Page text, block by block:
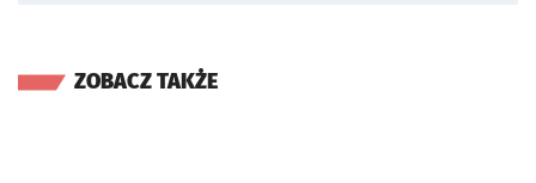
ZOBACZ TAKŻE